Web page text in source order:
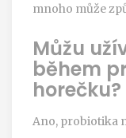
mnoho může
Můžu
během
horečku?
Ano, probiotika